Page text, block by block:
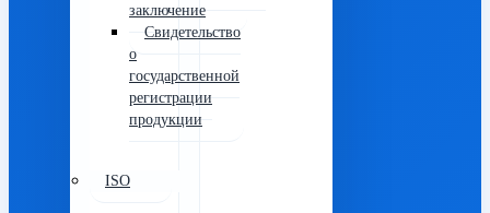
заключение
Свидетельство
о
государственной
регистрации
продукции
ISO